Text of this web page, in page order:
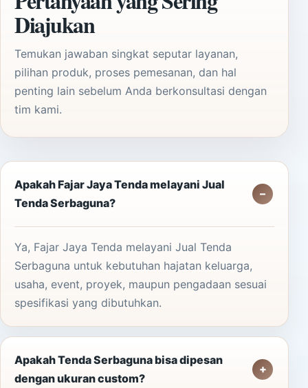
Diajukan
Temukan jawaban singkat seputar layanan,
pilihan produk, proses pemesanan, dan hal
penting lain sebelum Anda berkonsultasi dengan
tim kami.
Apakah Fajar Jaya Tenda melayani Jual
Tenda Serbaguna?
Ya, Fajar Jaya Tenda melayani Jual Tenda
Serbaguna untuk kebutuhan hajatan keluarga,
usaha, event, proyek, maupun pengadaan sesuai
spesifikasi yang dibutuhkan.
Apakah Tenda Serbaguna bisa dipesan
dengan ukuran custom?